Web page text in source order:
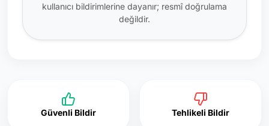
kullanıcı bildirimlerine dayanır; resmî doğrulama
değildir.
Güvenli Bildir Tehlikeli Bildir